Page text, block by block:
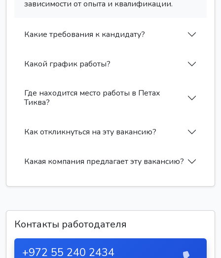
зависимости от опыта и квалификации.
Какие требования к кандидату?
Какой график работы?
Где находится место работы в Петах
Тиква?
Как откликнуться на эту вакансию?
Какая компания предлагает эту вакансию?
Контакты работодателя
+972 55 240 2434